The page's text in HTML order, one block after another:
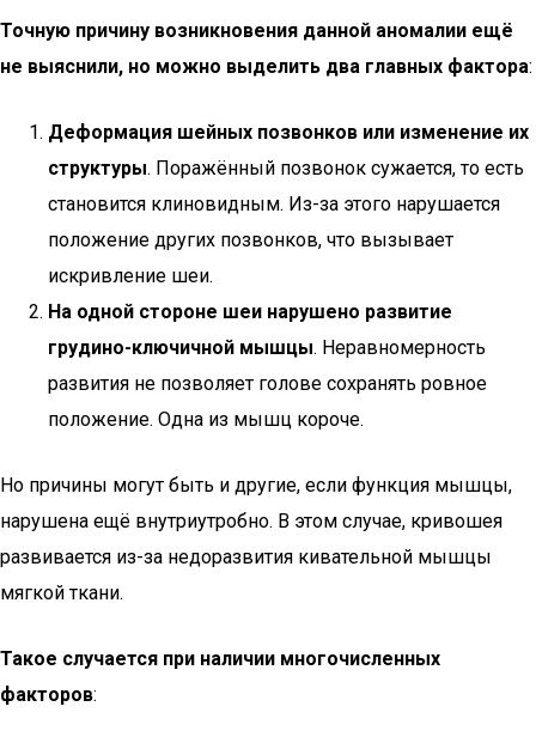
Точную причину возникновения данной аномалии ещё
не выяснили, но можно выделить два главных фактора:
Деформация шейных позвонков или изменение их
структуры. Поражённый позвонок сужается, то есть
становится клиновидным. Из-за этого нарушается
положение других позвонков, что вызывает
искривление шеи.
На одной стороне шеи нарушено развитие
грудино-ключичной мышцы. Неравномерность
развития не позволяет голове сохранять ровное
положение. Одна из мышц короче.
Но причины могут быть и другие, если функция мышцы,
нарушена ещё внутриутробно. В этом случае, кривошея
развивается из-за недоразвития кивательной мышцы
мягкой ткани.
Такое случается при наличии многочисленных
факторов: